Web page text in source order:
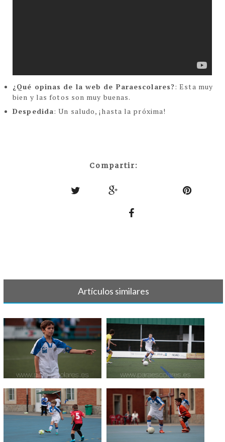
¿Qué opinas de la web de Paraescolares?: Esta muy
bien y las fotos son muy buenas.
Despedida: Un saludo, ¡hasta la próxima!
Compartir:
Artículos similares
FÚTBOL - Al habla con... Isaac
Mené[...]
FÚTBOL - Al habla con... Luis
Garcí[...]